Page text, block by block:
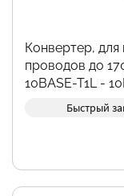
Конвертер,
проводов до
10BASE-T1L -
Быстрый